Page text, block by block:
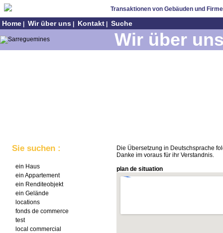
Transaktionen von Gebäuden und
Home Wir über uns Kontakt Suche
Wir über
Sie suchen :
ein Haus
ein Appartement
ein Renditeobjekt
ein Gelände
locations
fonds de commerce
test
local commercial
Die Übersetzung in Deutschsprache
Danke im voraus für ihr Verstandnis.
plan de situation